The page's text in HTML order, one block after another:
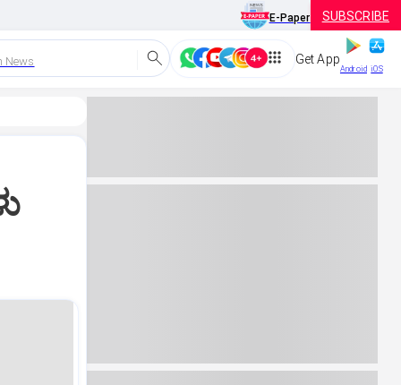
E-Paper SUBSCRIBE
News Get App
Android iOS